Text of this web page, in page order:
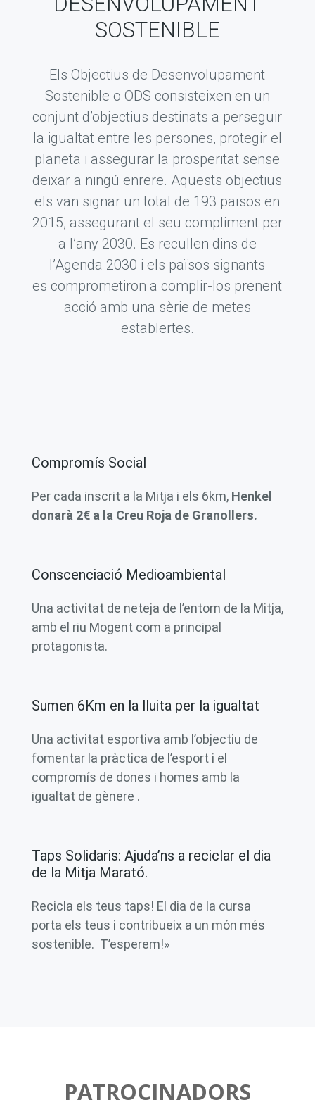
SOSTENIBLE
Els Objectius de Desenvolupament
Sostenible o ODS consisteixen en un
conjunt d’objectius destinats a perseguir
la igualtat entre les persones, protegir el
planeta i assegurar la prosperitat sense
deixar a ningú enrere. Aquests objectius
els van signar un total de 193 països en
2015, assegurant el seu compliment per
a l’any 2030. Es recullen dins de
l’Agenda 2030 i els països signants
es comprometiron a complir-los prenent
acció amb una sèrie de metes
establertes.
Compromís Social
Per cada inscrit a la Mitja i els 6km, Henkel
donarà 2€ a la Creu Roja de Granollers.
Conscenciació Medioambiental
Una activitat de neteja de l’entorn de la Mitja,
amb el riu Mogent com a principal
protagonista.
Sumen 6Km en la lluita per la igualtat
Una activitat esportiva amb l’objectiu de
fomentar la pràctica de l’esport i el
compromís de dones i homes amb la
igualtat de gènere .
Taps Solidaris: Ajuda’ns a reciclar el dia
de la Mitja Marató.
Recicla els teus taps! El dia de la cursa
porta els teus i contribueix a un món més
sostenible. T’esperem!»
PATROCINADORS